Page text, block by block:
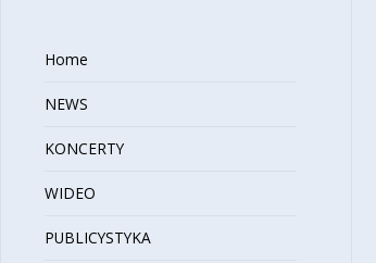
Home
NEWS
KONCERTY
WIDEO
PUBLICYSTYKA